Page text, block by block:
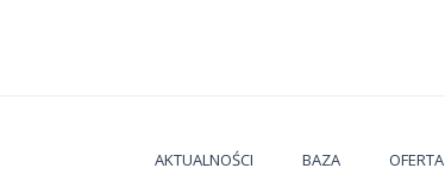
AKTUALNOŚCI BAZA OFERTA